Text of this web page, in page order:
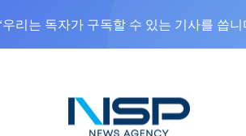
NSP통신을 구글 선호 매체로 추가 바로가기